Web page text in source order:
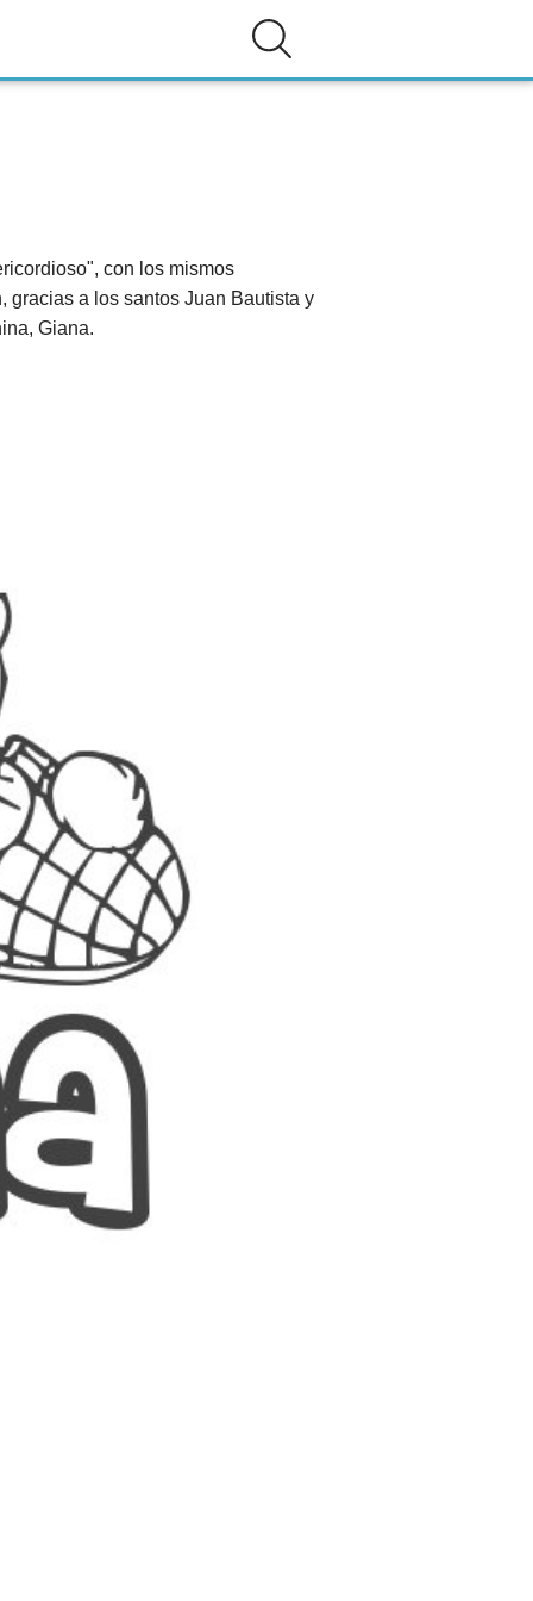
con los mismos
gracias a los santos Juan Bautista y
Giana.